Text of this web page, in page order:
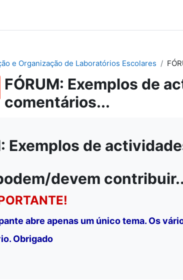
e Organização de Laboratórios Escolares
FÓRUM: Exemplos de
comentários...
Exemplos de
devem
abre apenas um único tema. Os
Obrigado